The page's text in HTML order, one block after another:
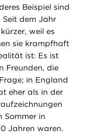
Beispiel sind
Seit dem Jahr
weil es
sie krampfhaft
ist: Es ist
Freunden, die
in England
eher als in der
Sommer in
Jahren waren.